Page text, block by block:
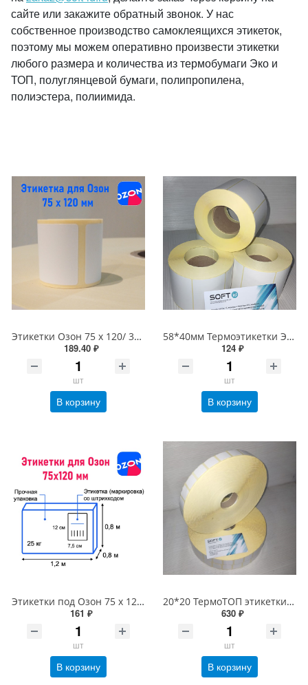
сайте или закажите обратный звонок. У нас
собственное производство самоклеящихся этикеток,
поэтому мы можем оперативно произвести этикетки
любого размера и количества из термобумаги Эко и
ТОП, полуглянцевой бумаги, полипропилена,
полиэстера, полиимида.
Этикетки Озон 75 х 120/ 300 шт термоЭКо (термоэтикетки для Озона, этикетки Ozon), желтая подложка
189.40 ₽
шт
В корзину
58*40мм Термоэтикетки ЭКО (700шт/рулон), 58х40 втулка 40 мм
124 ₽
шт
В корзину
Этикетки под Озон 75 х 120/ 250 шт термоЭКо (термоэтикетки Ozon 75*120) d80мм для принтеров G-Printer и X-Printer
161 ₽
шт
В корзину
20*20 ТермоТОП этикетки Честный знак 10000шт/рулон, вт 40 или 76мм
630 ₽
шт
В корзину